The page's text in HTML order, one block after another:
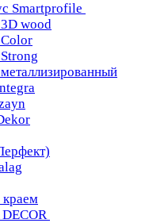
Smartprofile
wood
краем